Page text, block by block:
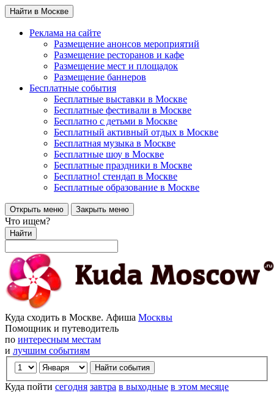
Найти в Москве
Реклама на сайте
Размещение анонсов мероприятий
Размещение ресторанов и кафе
Размещение мест и площадок
Размещение баннеров
Бесплатные события
Бесплатные выставки в Москве
Бесплатные фестивали в Москве
Бесплатно с детьми в Москве
Бесплатный активный отдых в Москве
Бесплатная музыка в Москве
Бесплатные шоу в Москве
Бесплатные праздники в Москве
Бесплатно! стендап в Москве
Бесплатные образование в Москве
Открыть меню Закрыть меню
Что ищем?
Найти
Куда сходить в Москве. Афиша Москвы
Помощник и путеводитель
по интересным местам
и лучшим событиям
Куда пойти сегодня завтра в выходные в этом месяце